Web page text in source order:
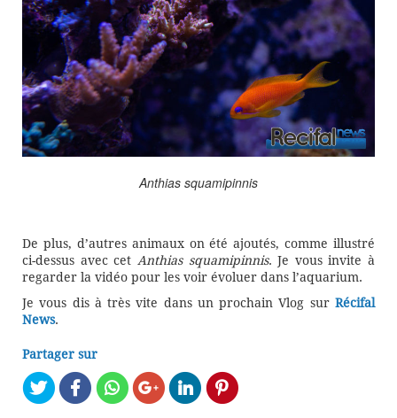
Anthias squamipinnis
De plus, d’autres animaux on été ajoutés, comme illustré
ci-dessus avec cet Anthias squamipinnis. Je vous invite à
regarder la vidéo pour les voir évoluer dans l’aquarium.
Je vous dis à très vite dans un prochain Vlog sur Récifal
News.
Partager sur